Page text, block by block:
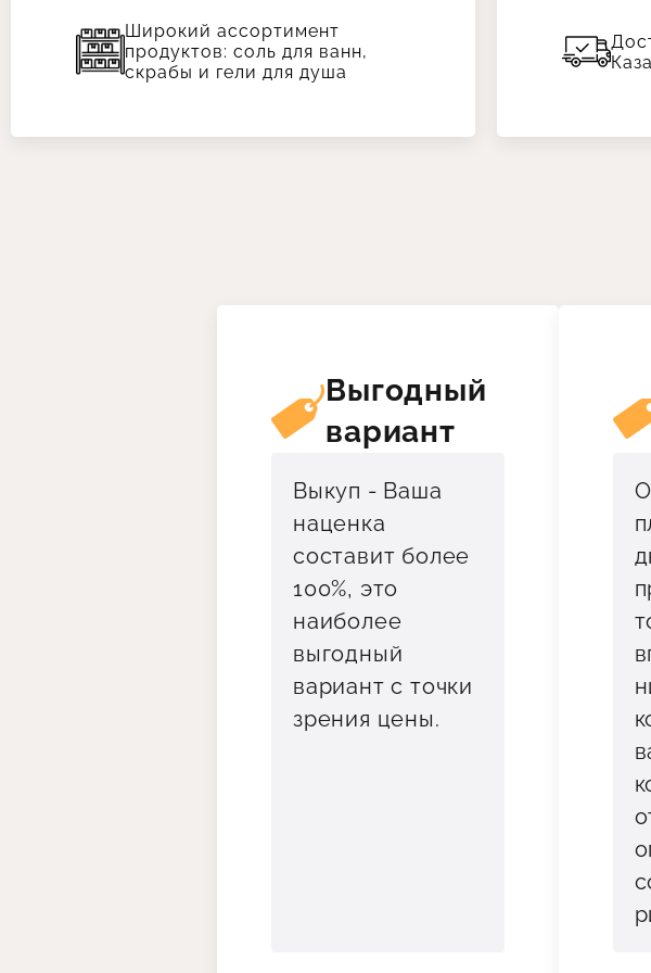
Широкий ассортимент
продуктов: соль для ванн,
скрабы и гели для душа
Выгодный
вариант
Выкуп - Ваша
наценка
составит более
100%, это
наиболее
выгодный
вариант с точки
зрения цены.